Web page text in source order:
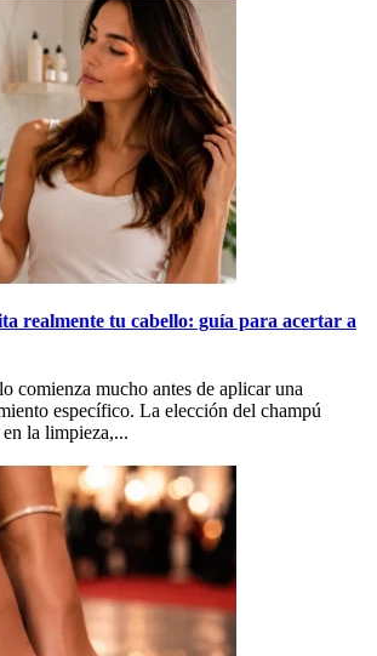
realmente tu cabello: guía para acertar a
comienza mucho antes de aplicar una
específico. La elección del champú
la limpieza,...